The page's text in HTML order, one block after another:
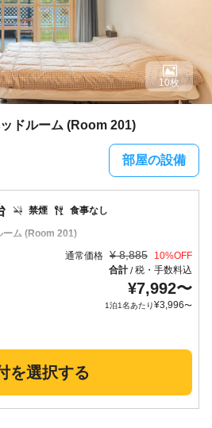
ドルーム (Room 201)
部屋の設備
10枚
ーム (Room 201)
禁煙 食事なし
通常価格 ¥ 8,885 10%OFF
合計/税・手数料込
¥7,992〜
1泊1名あたり¥3,996〜
を選択する